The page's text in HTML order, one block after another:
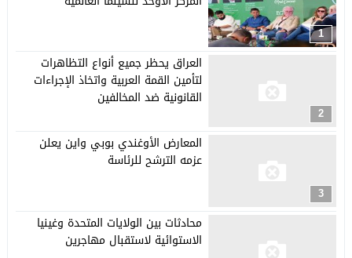
1
2
العراق يحظر جميع أنواع التظاهرات
لتأمين القمة العربية واتخاذ الإجراءات
القانونية ضد المخالفين
3
المعارض الأوغندي بوبي واين يعلن
عزمه الترشح للرئاسة
محادثات بين الولايات المتحدة وغينيا
الاستوائية لاستقبال مهاجرين